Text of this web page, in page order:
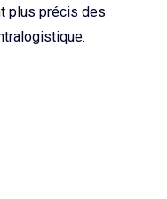
plus précis des